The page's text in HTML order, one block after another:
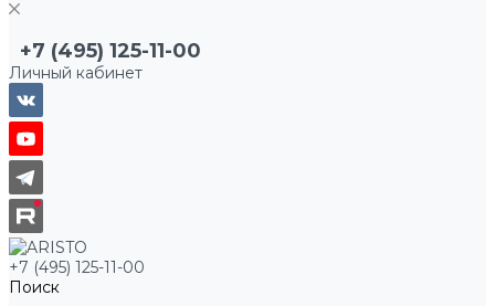
+7 (495) 125-11-00
Личный кабинет
+7 (495) 125-11-00
Поиск